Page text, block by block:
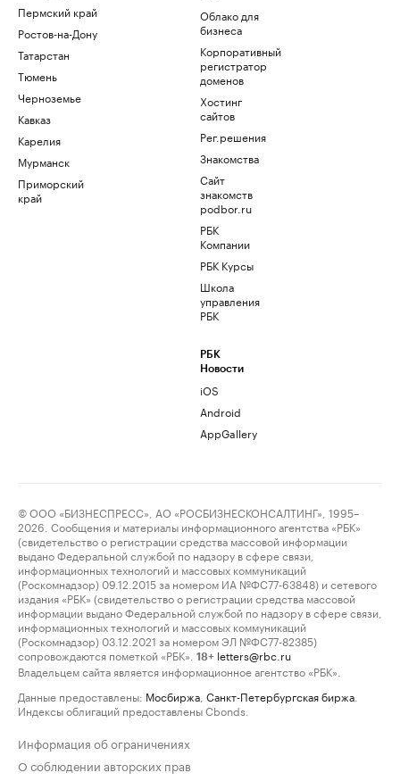
Пермский край
Ростов-на-Дону
Татарстан
Тюмень
Черноземье
Кавказ
Карелия
Мурманск
Приморский
край
Облако для
бизнеса
Корпоративный
регистратор
доменов
Хостинг
сайтов
Рег.решения
Знакомства
Сайт
знакомств
podbor.ru
РБК
Компании
РБК Курсы
Школа
управления
РБК
РБК
Новости
iOS
Android
AppGallery
© ООО «БИЗНЕСПРЕСС», АО «РОСБИЗНЕСКОНСАЛТИНГ», 1995–
2026. Сообщения и материалы информационного агентства «РБК»
(свидетельство о регистрации средства массовой информации
выдано Федеральной службой по надзору в сфере связи,
информационных технологий и массовых коммуникаций
(Роскомнадзор) 09.12.2015 за номером ИА №ФС77-63848) и сетевого
издания «РБК» (свидетельство о регистрации средства массовой
информации выдано Федеральной службой по надзору в сфере связи,
информационных технологий и массовых коммуникаций
(Роскомнадзор) 03.12.2021 за номером ЭЛ №ФС77-82385)
сопровождаются пометкой «РБК».
18+ letters@rbc.ru
Владельцем сайта является информационное агентство «РБК».
Данные предоставлены: Мосбиржа Санкт-Петербургская биржа
Индексы облигаций предоставлены Cbonds.
Информация об ограничениях
О соблюдении авторских прав